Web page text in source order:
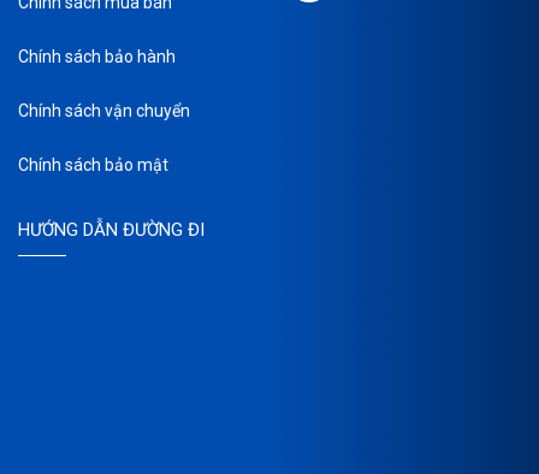
Chính sách bảo hành
Chính sách vận chuyển
Chính sách bảo mật
HƯỚNG DẪN ĐƯỜNG ĐI